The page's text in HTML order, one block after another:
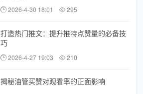
2026-4-30 18:01 295
打造热门推文：提升推特点赞量的必备技
巧
2026-4-27 19:03 210
揭秘油管买赞对观看率的正面影响